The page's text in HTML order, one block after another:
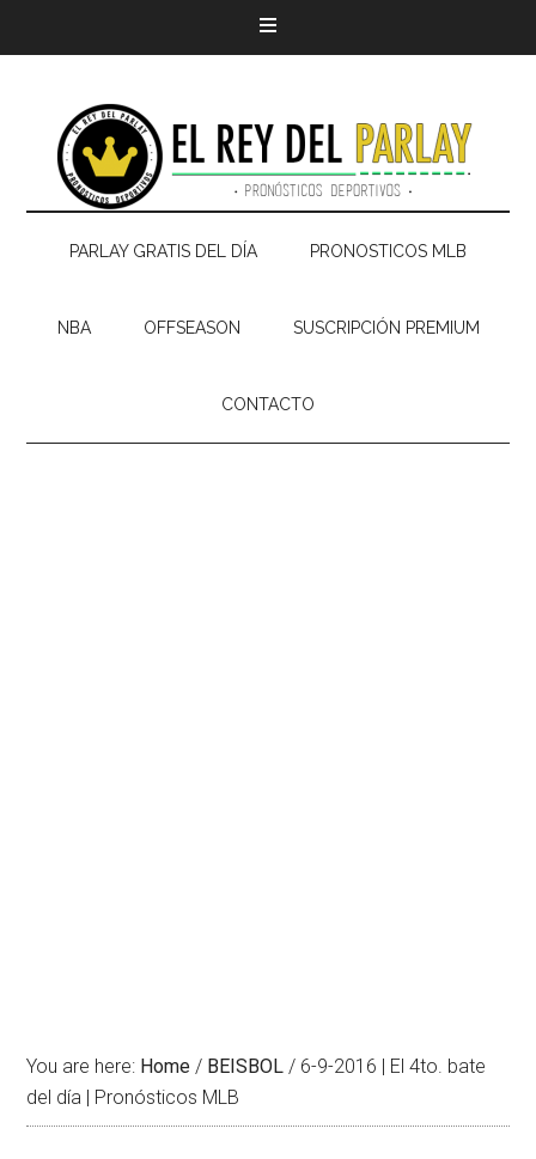
PARLAY GRATIS DEL DÍA PRONOSTICOS MLB
NBA OFFSEASON SUSCRIPCIÓN PREMIUM
CONTACTO
You are here: Home / BEISBOL / 6-9-2016 | El 4to. bate
del día | Pronósticos MLB